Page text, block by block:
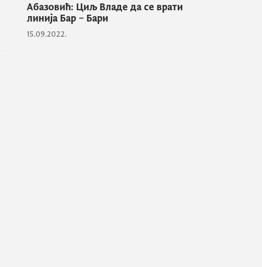
Абазовић: Циљ Владе да се врати
линија Бар – Бари
15.09.2022.